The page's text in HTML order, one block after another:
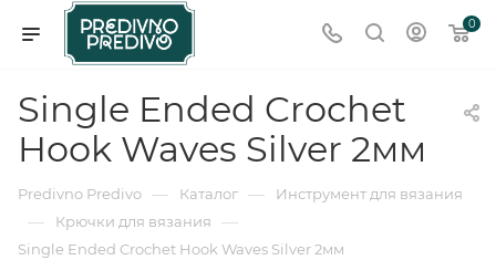
0
Single Ended Crochet
Hook Waves Silver 2мм
Predivno Predivo — Каталог — Инструмент для вязания
— Крючки для вязания —
Single Ended Crochet Hook Waves Silver 2мм